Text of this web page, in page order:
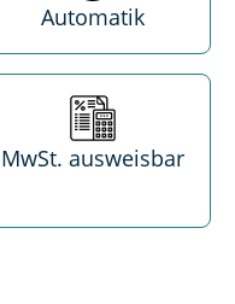
Automatik
MwSt.
MwSt. ausweisbar